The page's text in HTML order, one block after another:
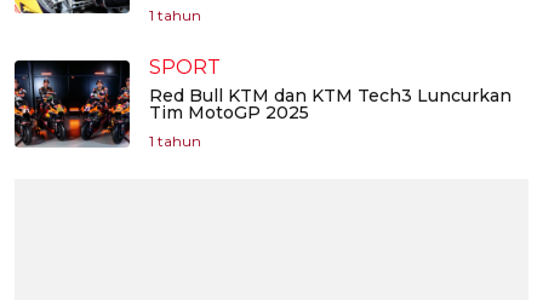
1 tahun
SPORT
Red Bull KTM dan KTM Tech3 Luncurkan
Tim MotoGP 2025
1 tahun